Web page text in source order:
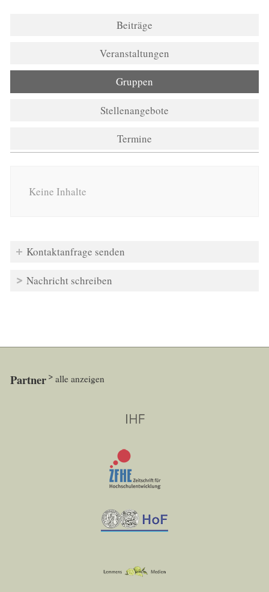
Beiträge
Veranstaltungen
Gruppen
Stellenangebote
Termine
Keine Inhalte
Kontaktanfrage senden
Nachricht schreiben
Partner alle anzeigen